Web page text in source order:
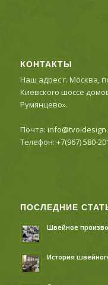
КОНТАКТЫ
Наш адрес г. Москва,
Киевского шоссе
Румянцево».
Почта:
Телефон: +7(967) 580-
ПОСЛЕДНИЕ
Швейное
История